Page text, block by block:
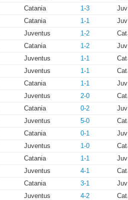
Catania 1-3
Catania 1-1
Juventus 1-2
Catania 1-2
Juventus 1-1
Juventus 1-1
Catania 1-1
Juventus 2-0
Catania 0-2
Juventus 5-0
Catania 0-1
Juventus 1-0
Catania 1-1
Juventus 4-1
Catania 3-1
Juventus 4-2